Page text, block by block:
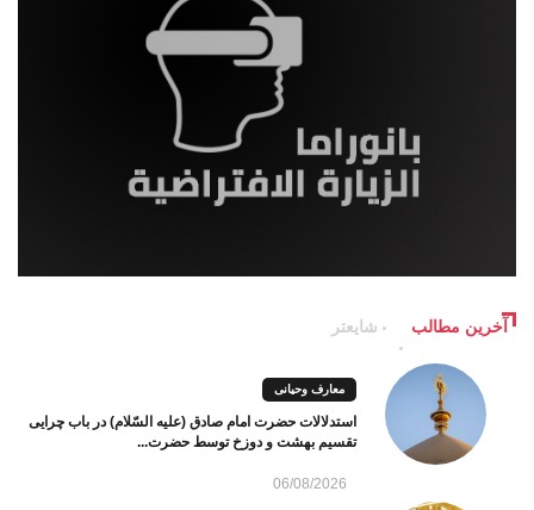
آخرین مطالب شایعتر
معارف وحیانی
استدلالات حضرت امام صادق (علیه السّلام) در باب چرایی
تقسیم بهشت و دوزخ توسط حضرت...
06/08/2026